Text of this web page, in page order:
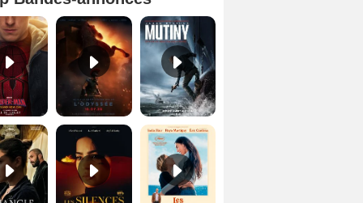
Spider-Man: Brand New Day Bande-annonce VO STFR L'Odyssée Bande-annonce VO STFR
Les Silences de Riyad Bande-annonce VO STFR Les Matins merveilleux Bande-annonce VF